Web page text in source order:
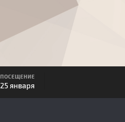
ПОСЕЩЕНИЕ
25 января